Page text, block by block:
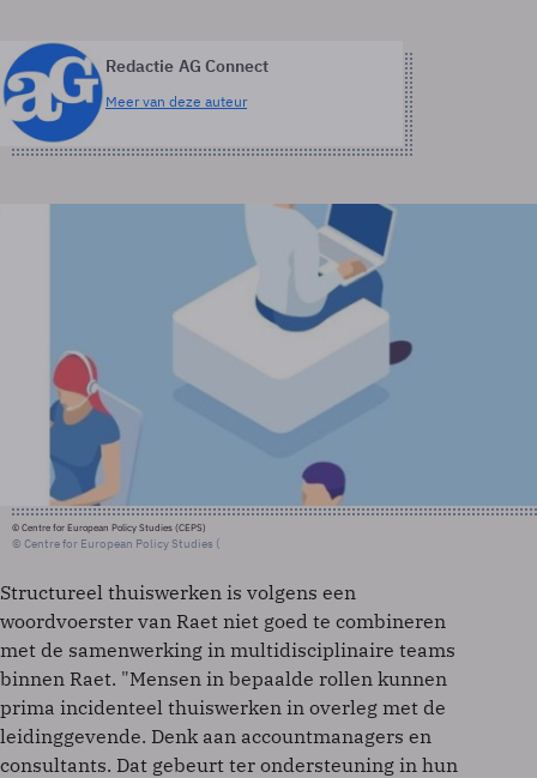
Redactie AG Connect
Meer van deze auteur
© Centre for European Policy Studies (CEPS)
© Centre for European Policy Studies (
Structureel thuiswerken is volgens een
woordvoerster van Raet niet goed te combineren
met de samenwerking in multidisciplinaire teams
binnen Raet. "Mensen in bepaalde rollen kunnen
prima incidenteel thuiswerken in overleg met de
leidinggevende. Denk aan accountmanagers en
consultants. Dat gebeurt ter ondersteuning in hun